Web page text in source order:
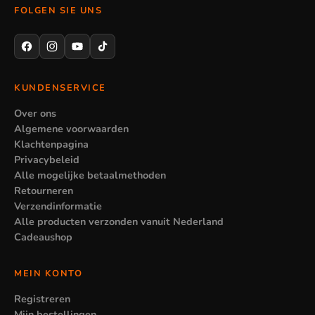
Nicht jedes Teil passt zu jeder Situation. Ein kleiner
Kinderteller ist für eine große Mahlzeit weniger geeignet, und
für einen langen Schultag. Achte also auf Größe und Nutzung
im Verhältnis zu dem, der sie verwendet. Wähle im Zweifel
ein etwas größeres Modell, das länger hält.
FOLGEN SIE UNS
KUNDENSERVICE
Over ons
Algemene voorwaarden
Klachtenpagina
Privacybeleid
Alle mogelijke betaalmethoden
Retourneren
Verzendinformatie
Alle producten verzonden vanuit Nederland
Cadeaushop
MEIN KONTO
Registreren